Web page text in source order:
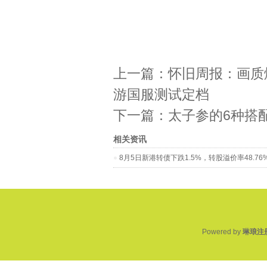
上一篇：怀旧周报：画
游国服测试定档
下一篇： 太子参的6种搭
相关资讯
8月5日新港转债下跌1.5%，转股溢价率
Powered by 琳琅注